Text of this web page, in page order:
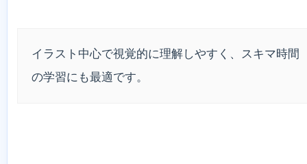
イラスト中心で視覚的に理解しやすく、スキマ時間
の学習にも最適です。